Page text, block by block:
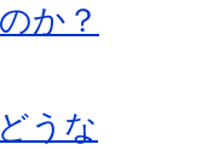
か？
うな